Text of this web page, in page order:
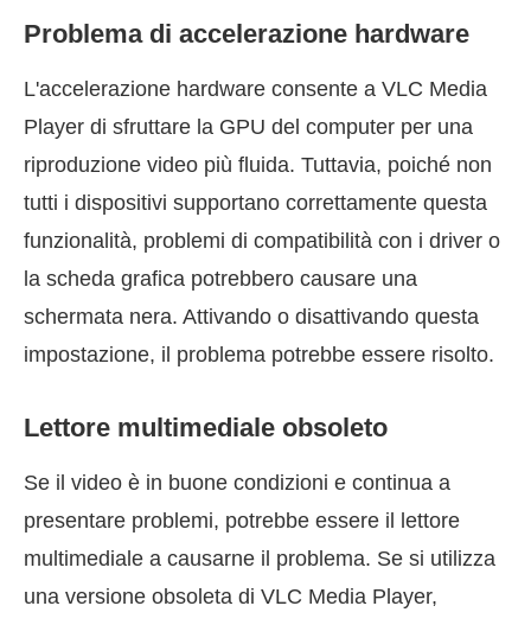
Problema di accelerazione hardware
L'accelerazione hardware consente a VLC Media
Player di sfruttare la GPU del computer per una
riproduzione video più fluida. Tuttavia, poiché non
tutti i dispositivi supportano correttamente questa
funzionalità, problemi di compatibilità con i driver o
la scheda grafica potrebbero causare una
schermata nera. Attivando o disattivando questa
impostazione, il problema potrebbe essere risolto.
Lettore multimediale obsoleto
Se il video è in buone condizioni e continua a
presentare problemi, potrebbe essere il lettore
multimediale a causarne il problema. Se si utilizza
una versione obsoleta di VLC Media Player,